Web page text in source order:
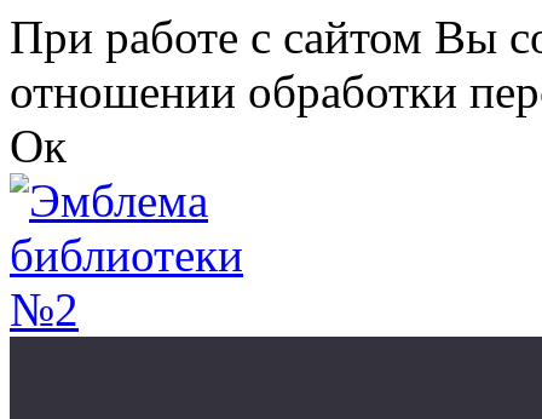
Перейти к основному содержанию
При работе с сайтом Вы
отношении обработки
Ок